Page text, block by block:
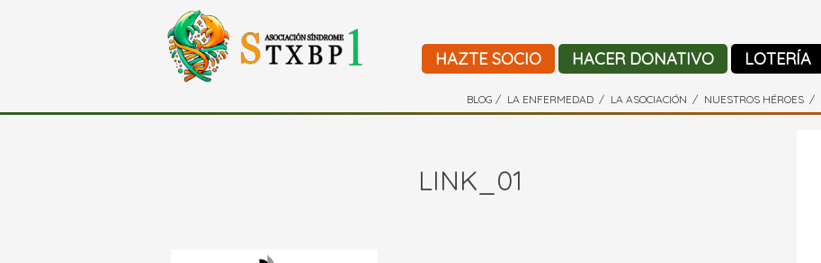
HAZTE SOCIO HACER DONATIVO LOTERÍA
BLOG LA ENFERMEDAD LA ASOCIACIÓN NUESTROS HÉROES
LINK_01